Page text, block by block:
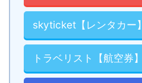
skyticket【レンタカー】
トラベリスト【航空券】